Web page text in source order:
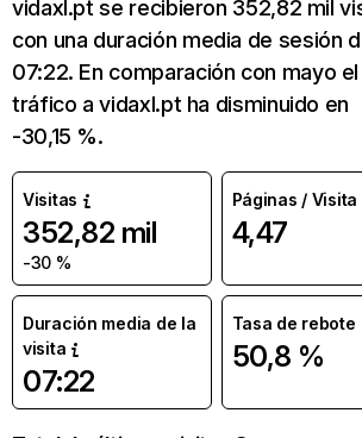
vidaxl.pt se recibieron 352,82 mil
con una duración media de sesión
07:22. En comparación con mayo el
tráfico a vidaxl.pt ha disminuido en
-30,15 %.
Visitas
352,82 mil
-30 %
Páginas / Visita
4,47
Duración media de la
visita
07:22
Tasa de rebote
50,8 %